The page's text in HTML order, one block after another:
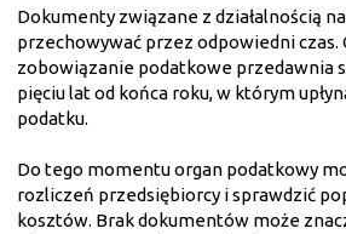
Dokumenty związane z działalnością
przechowywać przez odpowiedni czas.
zobowiązanie podatkowe przedawnia
pięciu lat od końca roku, w którym
podatku.
Do tego momentu organ podatkowy
rozliczeń przedsiębiorcy i sprawdzić
kosztów. Brak dokumentów może